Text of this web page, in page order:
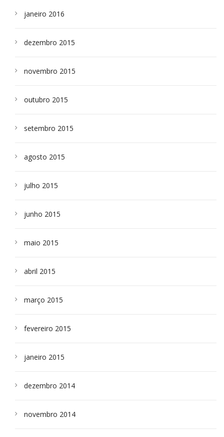
janeiro 2016
dezembro 2015
novembro 2015
outubro 2015
setembro 2015
agosto 2015
julho 2015
junho 2015
maio 2015
abril 2015
março 2015
fevereiro 2015
janeiro 2015
dezembro 2014
novembro 2014